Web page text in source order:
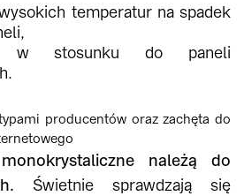
temperatur na spadek
w stosunku do paneli
należą do
Świetnie sprawdzają się